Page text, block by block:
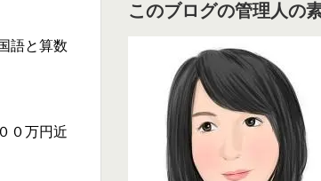
語と算数
０万円近
このブログの管理人の